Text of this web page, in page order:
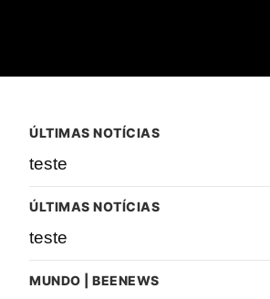
ÚLTIMAS NOTÍCIAS
teste
ÚLTIMAS NOTÍCIAS
teste
MUNDO | BEENEWS